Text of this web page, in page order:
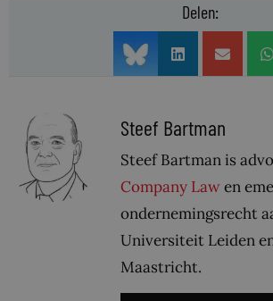
Delen:
Steef Bartman
Steef Bartman is
Company Lawen
ondernemingsrecht
Universiteit Leiden
Maastricht.